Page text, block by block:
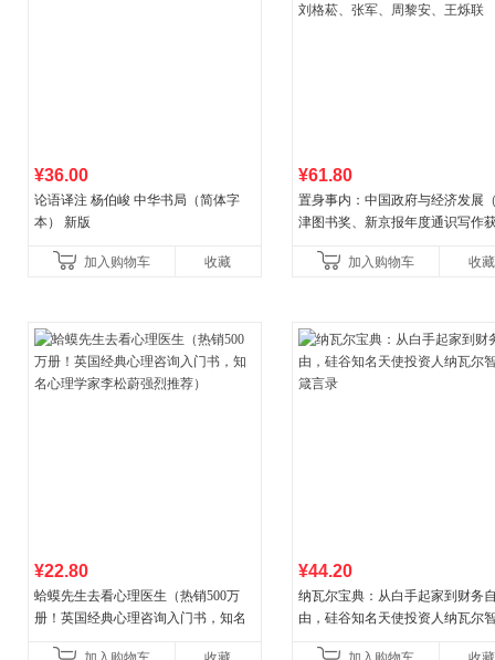
¥36.00
论语译注 杨伯峻 中华书局（简体字
本） 新版
加入购物车 收藏
¥61.80
置身事内：中国政府与经济发展
津图书奖、新京报年度通识写作
菘、张军、周黎安、王烁联
加入购物车 收藏
¥22.80
蛤蟆先生去看心理医生（热销500万
册！英国经典心理咨询入门书，知名
¥44.20
纳瓦尔宝典：从白手起家到财务
由，硅谷知名天使投资人纳瓦尔